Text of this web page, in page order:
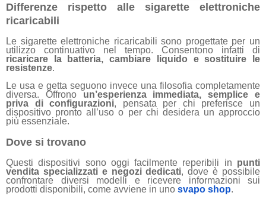
Differenze rispetto alle sigarette elettroniche
ricaricabili
Le sigarette elettroniche ricaricabili sono progettate per un
utilizzo continuativo nel tempo. Consentono infatti di
ricaricare la batteria, cambiare liquido e sostituire le
resistenze.
Le usa e getta seguono invece una filosofia completamente
diversa. Offrono un’esperienza immediata, semplice e
priva di configurazioni, pensata per chi preferisce un
dispositivo pronto all’uso o per chi desidera un approccio
più essenziale.
Dove si trovano
Questi dispositivi sono oggi facilmente reperibili in punti
vendita specializzati e negozi dedicati, dove è possibile
confrontare diversi modelli e ricevere informazioni sui
prodotti disponibili, come avviene in uno svapo shop.